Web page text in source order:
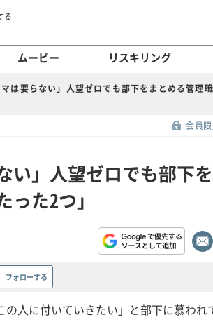
る
ムービー リスキリング
マは要らない」人望ゼロでも部下をまとめる管理
会員
い」人望ゼロでも部下
た2つ」
フォローする
の人に付いていきたい」と部下に慕わ